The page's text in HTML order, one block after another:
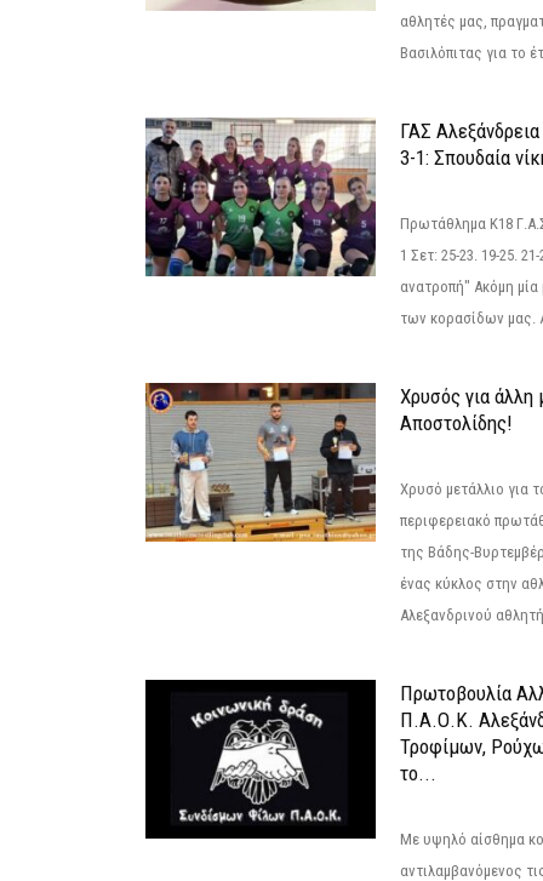
αθλητές μας,
Βασιλόπιτας για το
ΓΑΣ
3-1: Σπουδαία
Πρωτάθλημα Κ18
1 Σετ: 25-23. 19-25.
ανατροπή" Ακόμη μία
των κορασίδων μας.
Χρυσός για άλλη
Αποστολίδης!
Χρυσό μετάλλιο για
περιφερειακό
της Βάδης-
ένας κύκλος στην
Αλεξανδρινού
Πρωτοβουλία
Π.Α.Ο.Κ.
Τροφίμων,
το...
Με υψηλό αίσθημα
αντιλαμβανόμενος